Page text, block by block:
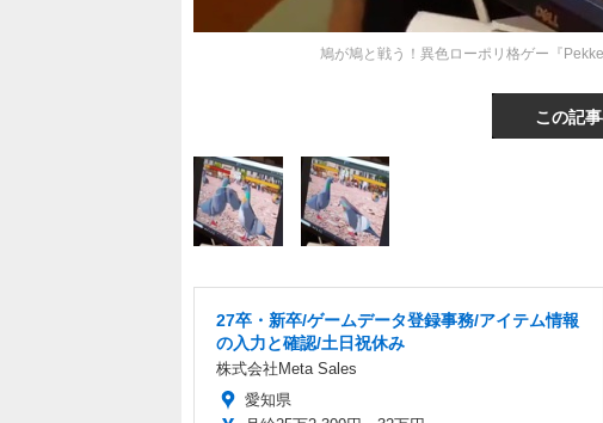
鳩が鳩と戦う！異色ローポリ格ゲー『
この記
27卒・新卒/ゲームデータ登録事務/アイテム情報
の入力と確認/土日祝休み
株式会社Meta Sales
愛知県